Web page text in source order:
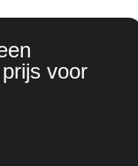
voor